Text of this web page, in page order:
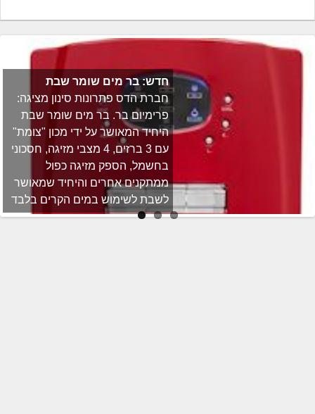
חדש: בר מים שומר שבת
חברת הדס פתרונות סינון מציגה:
פרימיום בר. בר מים שומר שבת
היחיד המאושר על ידי מכון "צומת"
עם 3 ברזים, 4 מצבי מזיגה, חסכוני
בחשמל, הספק מזיגה כפול
ממתקנים אחרים והיחיד שמאושר
לשבת לשימוש במים הקרים בלבד